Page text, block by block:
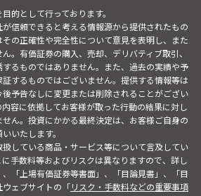
的として行っております。
信頼できると考える情報源から提供されたもの
の正確性や完全性について意見を表明し、また
。有価証券の購入、売却、デリバティブ取引、
るものではありません。また、過去の実績や予
するものではございません。提供する情報等は
予告なしに変更または削除されることがござい
容に依拠してお客様が取った行動の結果に対し
ん。投資にかかる最終決定は、お客様ご自身の
いたします。
している商品・サービス等について言及してい
手数料等およびリスクは異なりますので、詳し
「上場有価証券等書面」、「目論見書」、「目
ェブサイトの「リスク・手数料などの重要事項